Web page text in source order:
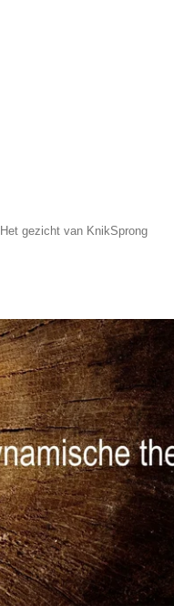
Het gezicht van KnikSprong